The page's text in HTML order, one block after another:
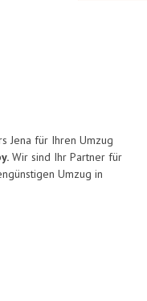
Jena für Ihren Umzug
Wir sind Ihr Partner für
Umzug in